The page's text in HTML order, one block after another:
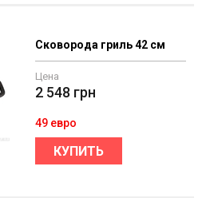
Сковорода гриль 42 см
Цена
2 548 грн
49 евро
КУПИТЬ